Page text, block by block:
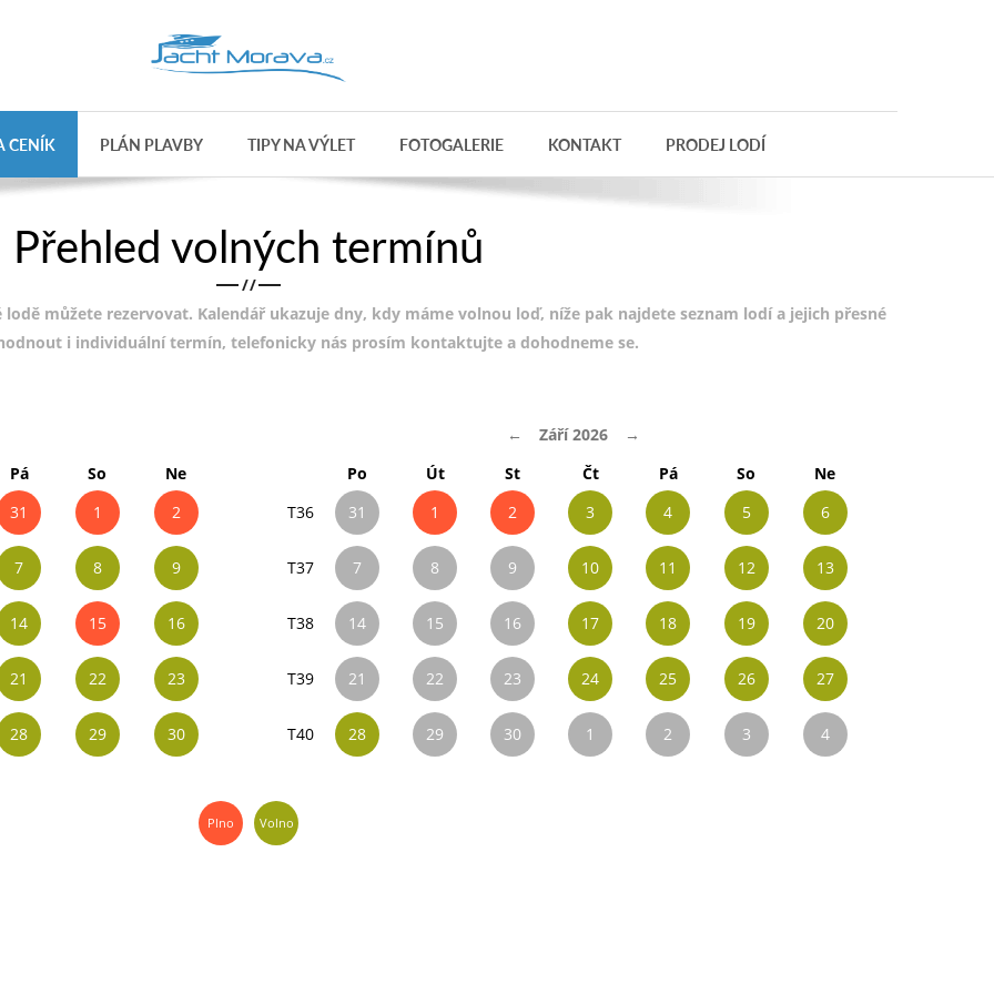
CENÍK PLÁN PLAVBY TIPY NA VÝLET FOTOGALERIE KONTAKT PRODEJ LODÍ
Přehled volných termínů
/ /
můžete rezervovat. Kalendář ukazuje dny, kdy máme volnou loď, níže pak najdete seznam lodí a jejich přesné
i individuální termín, telefonicky nás prosím kontaktujte a dohodneme se.
Pá So
Ne
31 1 2
7 8 9
14 15 16
21 22 23
28 29 30
← Září 2026
→
Po
Út St Čt Pá So
Ne
T36
31 1 2 3 4 5 6
T37 7 8 9 10 11 12 13
T38 14 15 16 17 18 19 20
T39 21 22 23 24 25 26 27
T40 28 29 30 1 2 3 4
Plno Volno